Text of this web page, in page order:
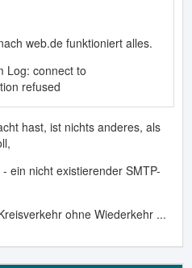
web.de funktioniert alles.
Log: connect to
refused
hast, ist nichts anderes, als
ein nicht existierender SMTP-
ohne Wiederkehr ...